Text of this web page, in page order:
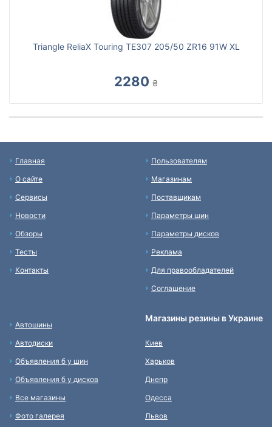
Triangle ReliaX Touring TE307 205/50 ZR16 91W XL
2280 ₴
Главная
О сайте
Сервисы
Новости
Обзоры
Тесты
Контакты
Пользователям
Магазинам
Поставщикам
Параметры шин
Параметры дисков
Реклама
Для правообладателей
Соглашение
Автошины
Автодиски
Объявления б у шин
Объявления б у дисков
Все магазины
Фото галерея
Магазины резины в Украине
Киев
Харьков
Днепр
Одесса
Львов